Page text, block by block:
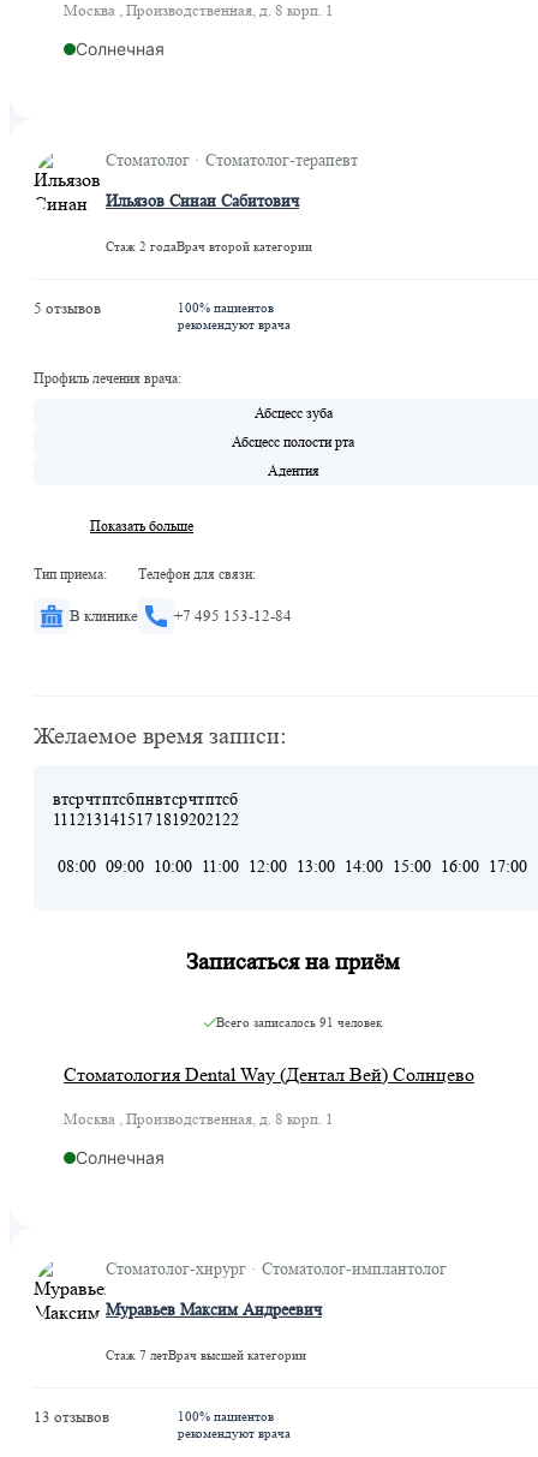
Москва , Производственная, д. 8 корп. 1
Солнечная
Стоматолог · Стоматолог-терапевт
Ильязов Синан Сабитович
Стаж 2 годаВрач второй категории
5 отзывов
100% пациентов
рекомендуют врача
Профиль лечения врача:
Абсцесс зуба
Абсцесс полости рта
Адентия
Показать больше
Тип приема:
В клинике
Телефон для связи:
+7 495 153-12-84
Желаемое время записи:
вт
11
ср
12
чт
13
пт
14
сб
15
пн
17
вт
18
ср
19
чт
20
пт
21
сб
22
08:00 09:00 10:00 11:00 12:00 13:00 14:00 15:00 16:00 17:00
Записаться на приём
Всего записалось 91 человек
Стоматология Dental Way (Дентал Вей) Солнцево
Москва , Производственная, д. 8 корп. 1
Солнечная
Стоматолог-хирург · Стоматолог-имплантолог
Муравьев Максим Андреевич
Стаж 7 летВрач высшей категории
13 отзывов
100% пациентов
рекомендуют врача